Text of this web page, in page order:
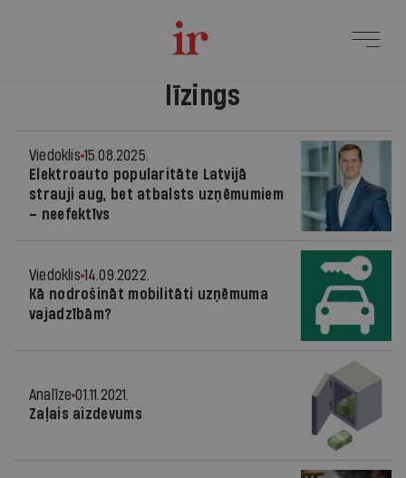
līzings
Viedoklis 15.08.2025.
Elektroauto popularitāte Latvijā
strauji aug, bet atbalsts uzņēmumiem
– neefektīvs
Viedoklis 14.09.2022.
Kā nodrošināt mobilitāti uzņēmuma
vajadzībām?
Analīze 01.11.2021.
Zaļais aizdevums